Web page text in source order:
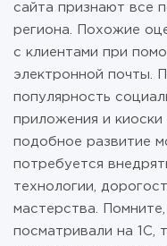
сайта признают все
региона. Похожие
с клиентами при
электронной почты.
популярность
приложения и киоски
подобное развитие
потребуется
технологии,
мастерства.
посматривали на 1С,